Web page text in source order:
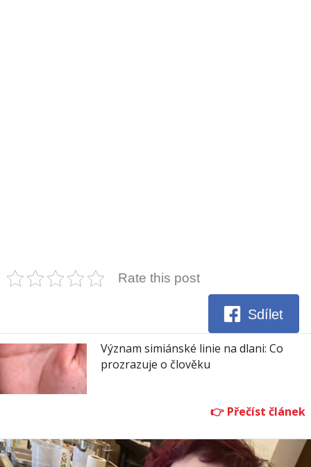
Rate this post
Sdílet
Význam simiánské linie na dlani: Co
prozrazuje o člověku